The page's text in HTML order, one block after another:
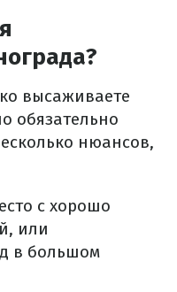
высаживаете
обязательно
нюансов,
с хорошо
или
в большом